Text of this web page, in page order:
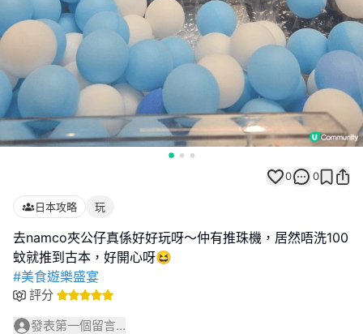
0 0
日本攻略 玩
去namco夾公仔真係好好玩呀～仲有推珠機，居然唔洗100
#美食遊樂盛宴
評分
發表第一個留言...